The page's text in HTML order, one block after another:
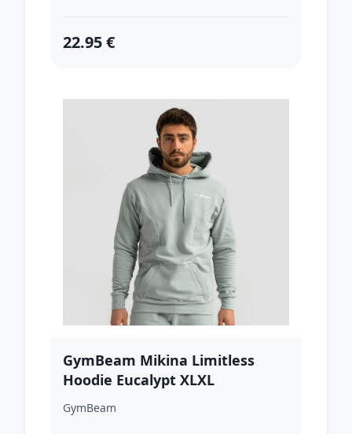
22.95 €
GymBeam Mikina Limitless
Hoodie Eucalypt XLXL
GymBeam